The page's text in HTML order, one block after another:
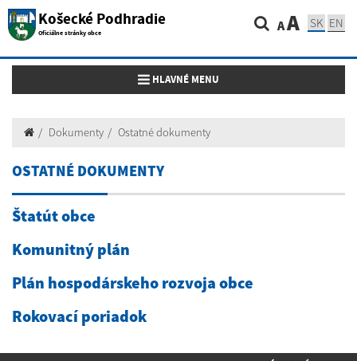
Košecké Podhradie
Oficiálne stránky obce AA SK EN
Toggle navigation
HLAVNÉ MENU
Dokumenty Ostatné dokumenty
OSTATNÉ DOKUMENTY
Štatút obce
Komunitný plán
Plán hospodárskeho rozvoja obce
Rokovací poriadok